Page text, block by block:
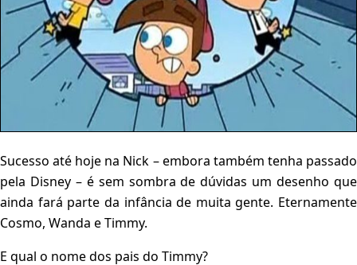
Sucesso até hoje na Nick – embora também tenha passado
pela Disney – é sem sombra de dúvidas um desenho que
ainda fará parte da infância de muita gente. Eternamente
Cosmo, Wanda e Timmy.
E qual o nome dos pais do Timmy?